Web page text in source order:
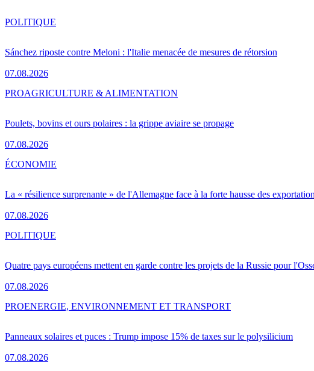
Sánchez riposte contre Meloni : l'Italie menacée de mesures de rétorsion
07.08.2026
POLITIQUE
Poulets, bovins et ours polaires : la grippe aviaire se propage
07.08.2026
PROAGRICULTURE & ALIMENTATION
La « résilience surprenante » de l'Allemagne face à la forte hausse des
07.08.2026
ÉCONOMIE
Quatre pays européens mettent en garde contre les projets de la Russie pour
07.08.2026
POLITIQUE
Panneaux solaires et puces : Trump impose 15% de taxes sur le polysilicium
07.08.2026
PROENERGIE, ENVIRONNEMENT ET TRANSPORT